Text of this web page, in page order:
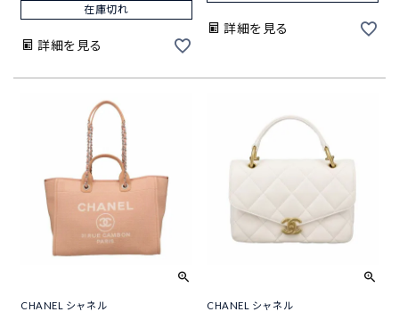
在庫切れ
詳細を見る
詳細を見る
CHANEL シャネル CHANEL シャネル